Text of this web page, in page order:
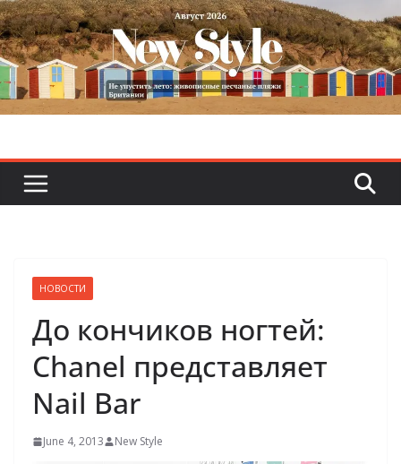
Skip
to
content
НОВОСТИ
До кончиков ногтей:
Chanel представляет
Nail Bar
June 4, 2013 New Style